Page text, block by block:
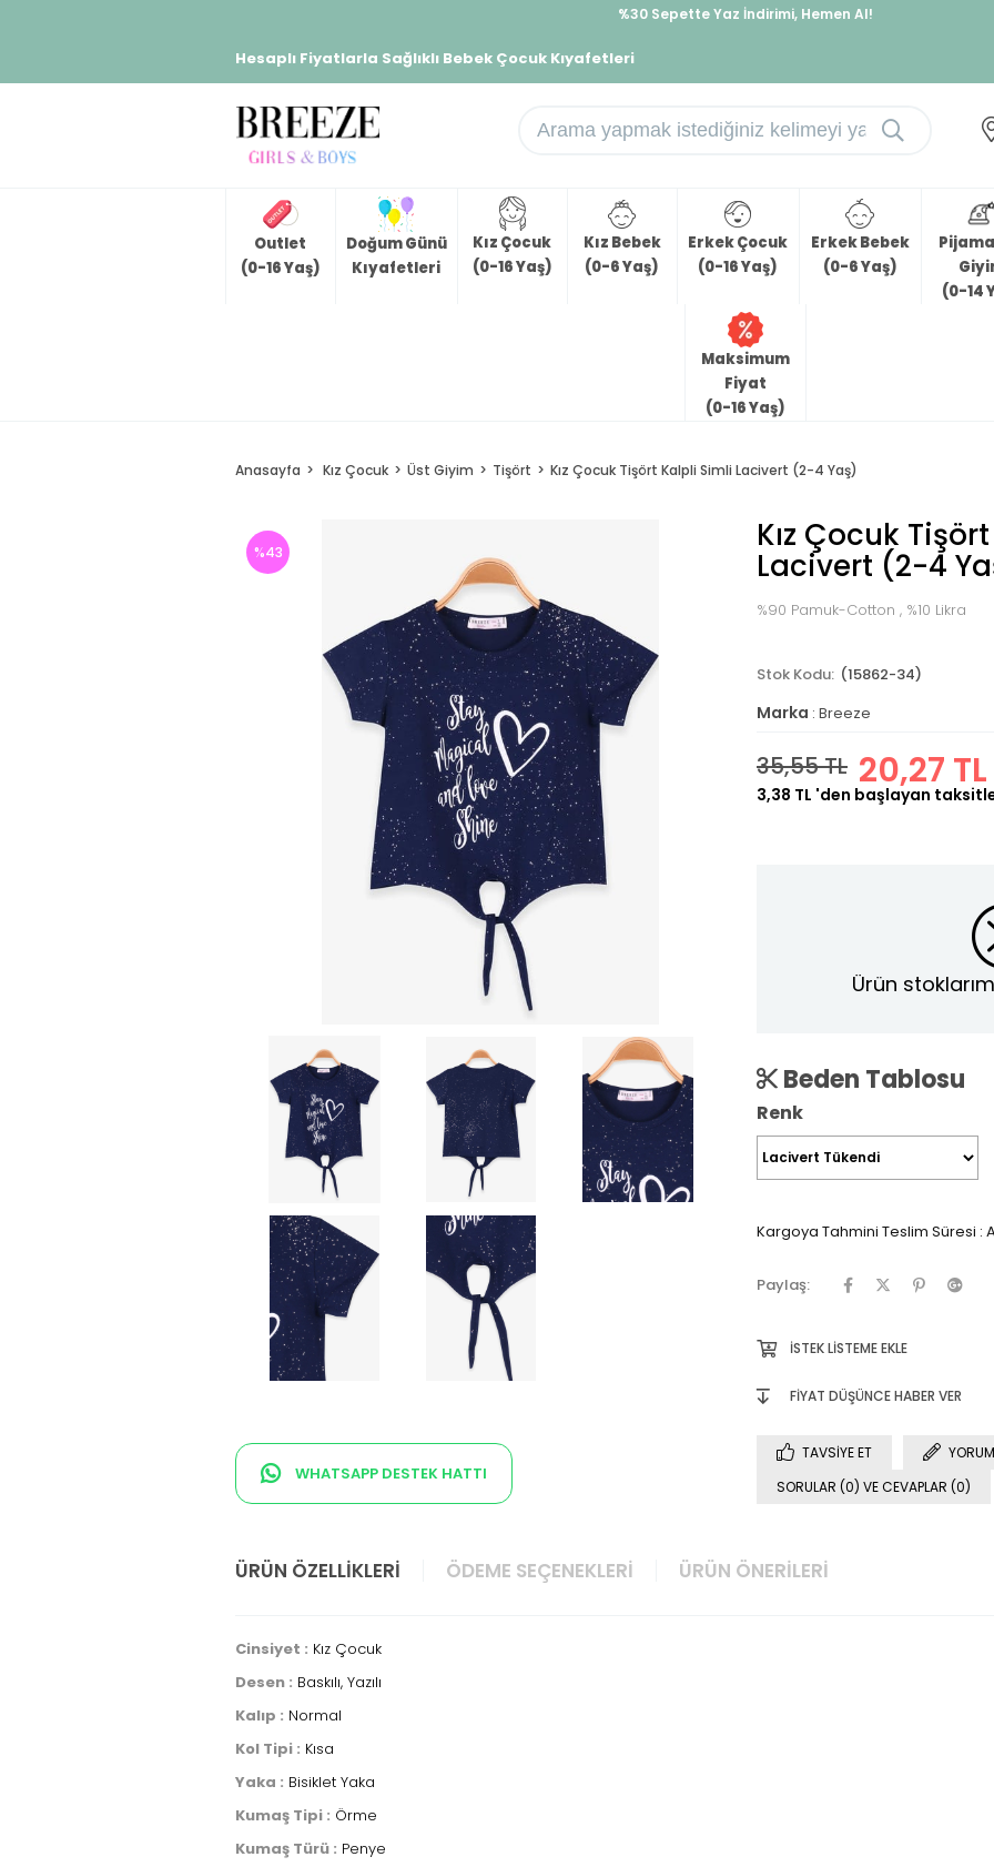
İndirimlere ek %10 İndirimi Kap, Hemen Üye Ol!
Hesaplı Fiyatlarla Sağlıklı Bebek Çocuk Kıyafetleri
Outlet
(0-16 Yaş)
Doğum Günü
Kıyafetleri
Kız Çocuk
(0-16 Yaş)
Kız Bebek
(0-6 Yaş)
Erkek Çocuk
(0-16 Yaş)
Erkek Bebek
(0-6 Yaş)
(0-14
Maksimum
Fiyat
(0-16 Yaş)
Anasayfa Kız Çocuk Üst Giyim Tişört Kız Çocuk Tişört Kalpli Simli Lacivert (2-4 Yaş)
%43
WHATSAPP DESTEK HATTI
Kız Çocuk
Lacivert (2-4
%90 Pamuk-Cotton , %10 Likra
(15862-34)
Marka : Breeze
35,55 TL 20,27 TL
3,38 TL 'den başlayan
Ürün
Beden Tablosu
Renk
Kargoya Tahmini Teslim Süresi :
Paylaş:
İSTEK LISTEME EKLE
FIYAT DÜŞÜNCE HABER VER
TAVSIYE ET
SORULAR (0) VE CEVAPLAR (0)
ÜRÜN ÖZELLIKLERI ÖDEME SEÇENEKLERI ÜRÜN ÖNERILERI
Cinsiyet : Kız Çocuk
Desen : Baskılı, Yazılı
Kalıp : Normal
Kol Tipi : Kısa
Yaka : Bisiklet Yaka
Kumaş Tipi : Örme
Kumaş Türü : Penye